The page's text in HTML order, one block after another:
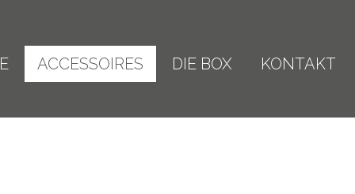
ACCESSOIRES DIE BOX KONTAKT